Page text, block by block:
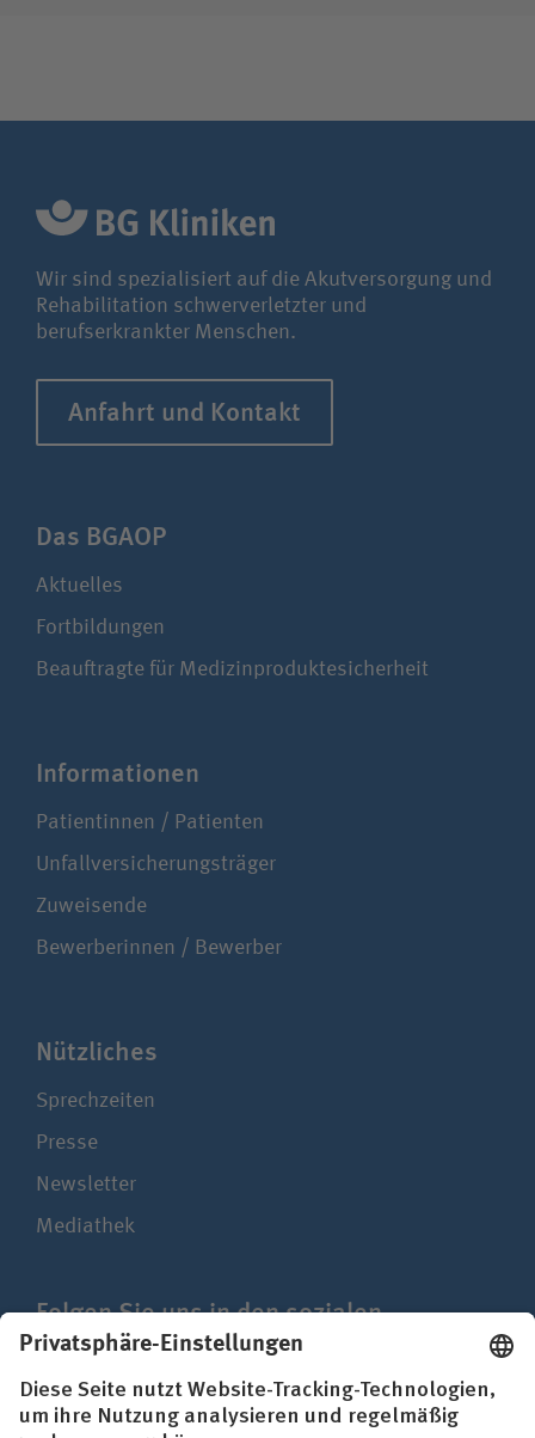
Wir sind spezialisiert auf die Akutversorgung und
Rehabilitation schwerverletzter und
berufserkrankter Menschen.
Anfahrt und Kontakt
Das BGAOP
Aktuelles
Fortbildungen
Beauftragte für Medizinproduktesicherheit
Infor­ma­ti­onen
Patientinnen / Patienten
Unfallversicherungsträger
Zuweisende
Bewerberinnen / Bewerber
Nützliches
Sprechzeiten
Presse
Newsletter
Mediathek
Folgen Sie uns in den sozialen
Netzwerken